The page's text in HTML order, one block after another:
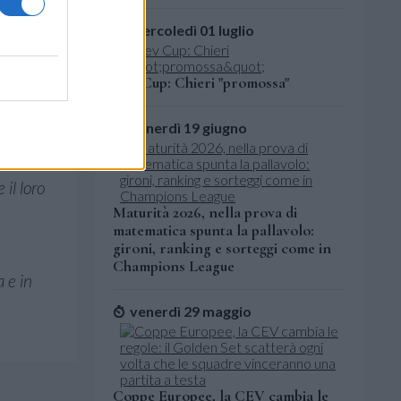
al
e
di
il loro
e in
mercoledì 01 luglio
Cev Cup: Chieri "promossa"
venerdì 19 giugno
Maturità 2026, nella prova di
matematica spunta la pallavolo:
gironi, ranking e sorteggi come in
Champions League
venerdì 29 maggio
Coppe Europee, la CEV cambia le